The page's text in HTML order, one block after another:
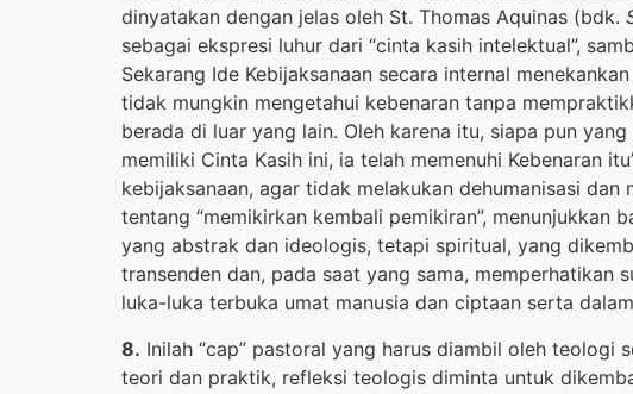
dinyatakan dengan jelas oleh St. Thomas Aquinas (bdk.
sebagai ekspresi luhur dari “cinta kasih intelektual”,
Sekarang Ide Kebijaksanaan secara internal
tidak mungkin mengetahui kebenaran tanpa
berada di luar yang lain. Oleh karena itu, siapa pun
memiliki Cinta Kasih ini, ia telah memenuhi Kebenaran
kebijaksanaan, agar tidak melakukan dehumanisasi
tentang “memikirkan kembali pemikiran”, menunjukkan
yang abstrak dan ideologis, tetapi spiritual, yang
transenden dan, pada saat yang sama, memperhatikan
luka-luka terbuka umat manusia dan ciptaan serta
8. Inilah “cap” pastoral yang harus diambil oleh
teori dan praktik, refleksi teologis diminta untuk